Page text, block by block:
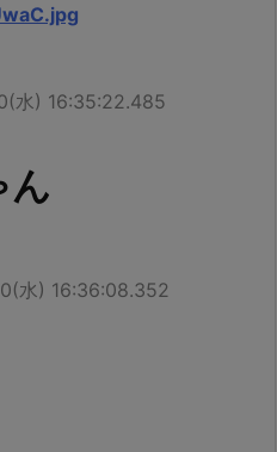
水) 16:35:22.485
ん
水) 16:36:08.352